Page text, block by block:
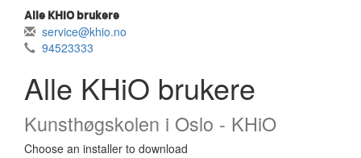
Alle KHiO brukere
service@khio.no
94523333
Alle KHiO brukere
Kunsthøgskolen i Oslo - KHiO
Choose an installer to download